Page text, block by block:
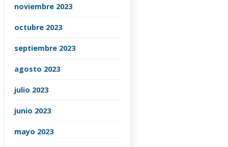
noviembre 2023
octubre 2023
septiembre 2023
agosto 2023
julio 2023
junio 2023
mayo 2023